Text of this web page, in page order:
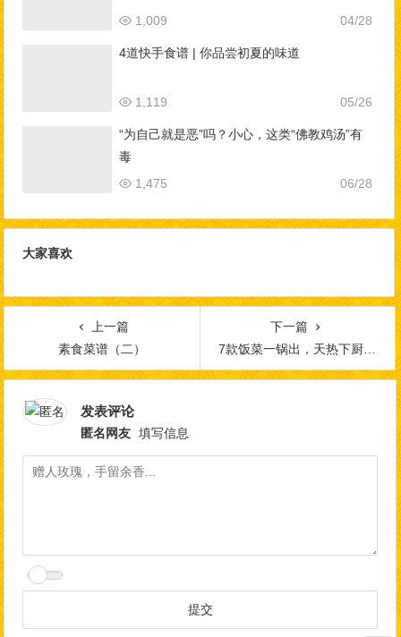
04/28
1,009
4道快手食谱 | 你品尝初夏的味道
05/26
1,119
“为自己就是恶”吗？小心，这类“佛教鸡汤”有
毒
06/28
1,475
大家喜欢
上一篇
素食菜谱（二）
下一篇
7款饭菜一锅出，天热下厨贼省心
发表评论
匿名网友 填写信息